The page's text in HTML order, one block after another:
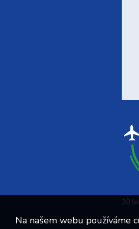
Na našem webu používáme